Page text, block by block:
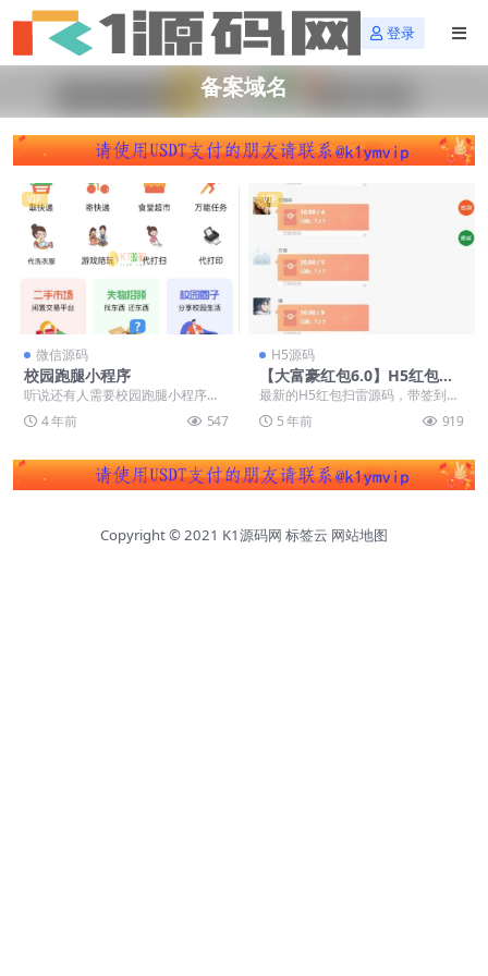
登录
备案域名
VIP
微信源码
校园跑腿小程序
听说还有人需要校园跑腿小程序，
所以就发了。 搭建环境需要微擎框
架 ng1.5 m...
4 年前 547
VIP
H5源码
【大富豪红包6.0】H5红包签
到扫雷大富豪源码最新完美修
复版/免签支付+登录接口修复
版完整数据+视频配置教程
最新的H5红包扫雷源码，带签到功
能和前台投诉功能，有防封效果且
对接了微信免公众号...
5 年前 919
Copyright © 2021 K1源码网 标签云 网站地图